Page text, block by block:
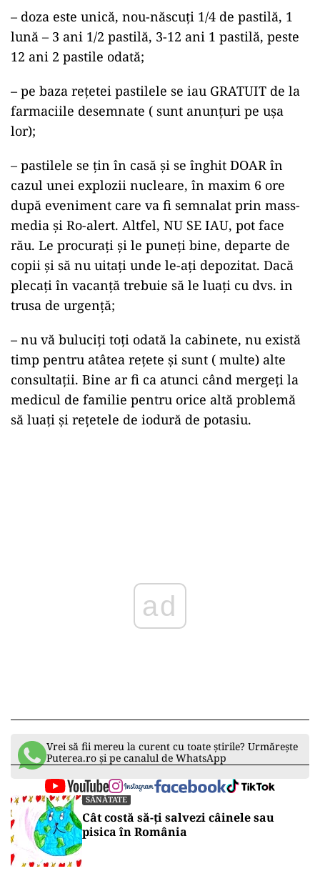
– doza este unică, nou-născuți 1/4 de pastilă, 1
lună – 3 ani 1/2 pastilă, 3-12 ani 1 pastilă, peste
12 ani 2 pastile odată;
– pe baza rețetei pastilele se iau GRATUIT de la
farmaciile desemnate ( sunt anunțuri pe ușa
lor);
– pastilele se țin în casă și se înghit DOAR în
cazul unei explozii nucleare, în maxim 6 ore
după eveniment care va fi semnalat prin mass-
media și Ro-alert. Altfel, NU SE IAU, pot face
rău. Le procurați și le puneți bine, departe de
copii și să nu uitați unde le-ați depozitat. Dacă
plecați în vacanță trebuie să le luați cu dvs. in
trusa de urgență;
– nu vă buluciți toți odată la cabinete, nu există
timp pentru atâtea rețete și sunt ( multe) alte
consultații. Bine ar fi ca atunci când mergeți la
medicul de familie pentru orice altă problemă
să luați și rețetele de iodură de potasiu.
ad
Vrei să fii mereu la curent cu toate știrile? Urmărește
Puterea.ro și pe canalul de WhatsApp
SĂNĂTATE
Cât costă să-ți salvezi câinele sau
pisica în România